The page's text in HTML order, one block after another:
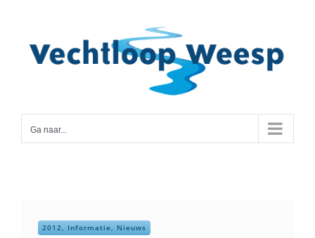
inhoud
Ga naar...
2012, Informatie, Nieuws